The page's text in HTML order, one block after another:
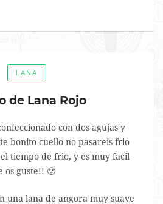
LANA
de Lana Rojo
con dos agujas y
bonito cuello no pasareis frio
tiempo de frio, y es muy facil
os guste!! 🙂
una lana de angora muy suave